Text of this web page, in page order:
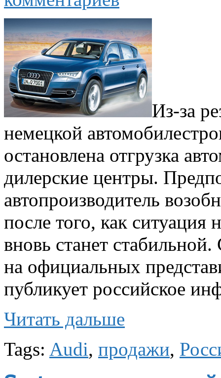
Из-за
немецкой
остановлена отгрузка
дилерские центры.
автопроизводитель
после того, как
вновь станет
на официальных
публикует российское
Читать дальше
Tags: Audi, продажи,